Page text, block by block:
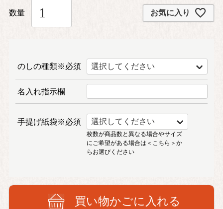
お気に入り
買い物かごに入れる
のしの種類※必須
名入れ指示欄
手提げ紙袋※必須
枚数が商品数と異なる場合やサイズ
にご希望がある場合は ＜こちら＞か
らお選びください